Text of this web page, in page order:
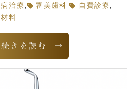
治療 , 審美歯科 , 自費診療 ,
料
続きを読む